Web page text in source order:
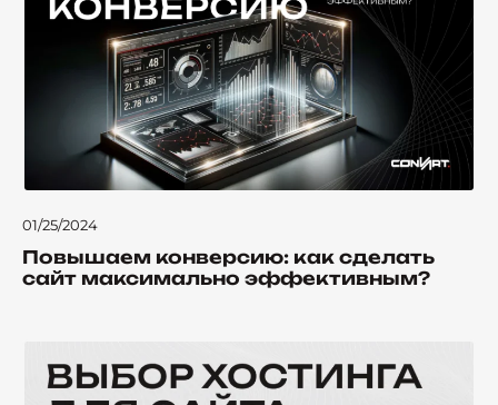
01/25/2024
Повышаем конверсию: как сделать
сайт максимально эффективным?